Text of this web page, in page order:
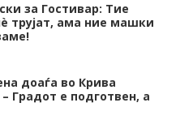
за Гостивар: Тие
трујат, ама ние машки
доаѓа во Крива
Градот е подготвен, а